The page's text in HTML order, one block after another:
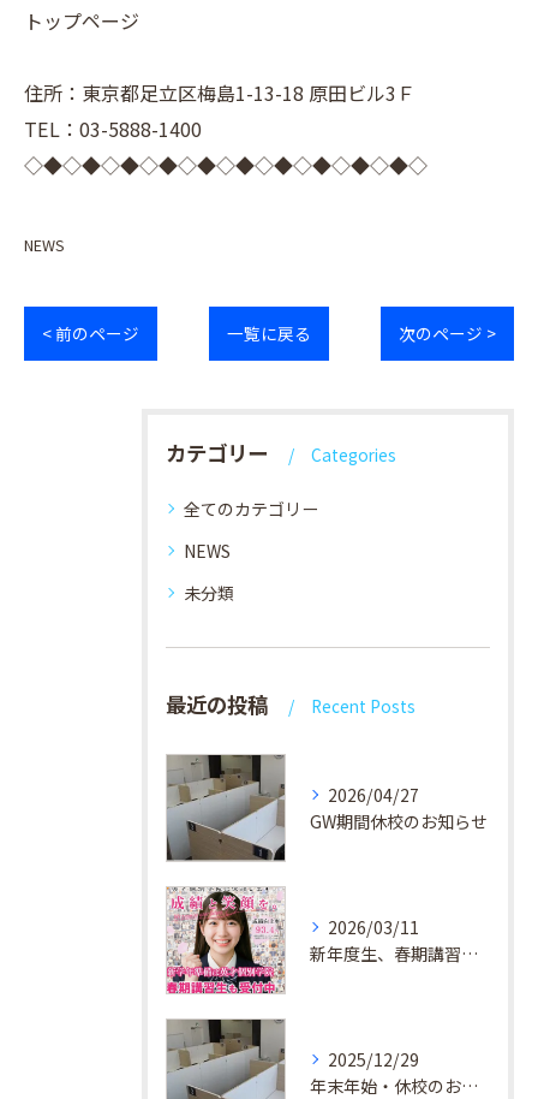
トップページ
住所：東京都足立区梅島1-13-18 原田ビル3Ｆ
TEL：03-5888-1400
◇◆◇◆◇◆◇◆◇◆◇◆◇◆◇◆◇◆◇◆◇
NEWS
< 前のページ 一覧に戻る 次のページ >
カテゴリー Categories
全てのカテゴリー
NEWS
未分類
最近の投稿 Recent Posts
2026/04/27
GW期間休校のお知らせ
2026/03/11
新年度生、春期講習生 受付中！
2025/12/29
年末年始・休校のお知らせ